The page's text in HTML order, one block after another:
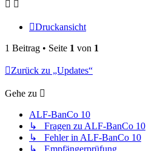
Druckansicht
1 Beitrag • Seite 1 von 1
Zurück zu „Updates“
Gehe zu
ALF-BanCo 10
↳ Fragen zu ALF-BanCo 10
↳ Fehler in ALF-BanCo 10